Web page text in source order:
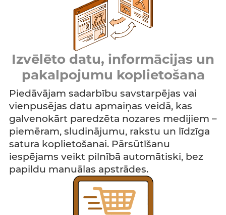
Izvēlēto datu, informācijas un
pakalpojumu koplietošana
Piedāvājam sadarbību savstarpējas vai
vienpusējas datu apmaiņas veidā, kas
galvenokārt paredzēta nozares medijiem –
piemēram, sludinājumu, rakstu un līdzīga
satura koplietošanai. Pārsūtīšanu
iespējams veikt pilnībā automātiski, bez
papildu manuālas apstrādes.